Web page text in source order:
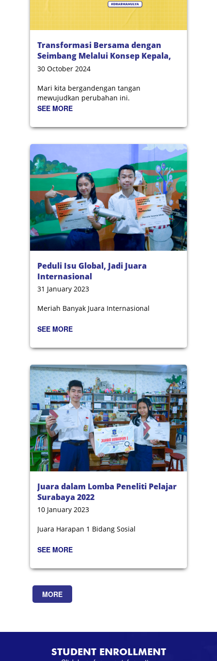
Transformasi Bersama dengan
Seimbang Melalui Konsep Kepala,
Hati, dan Tangan
30 October 2024
Mari kita bergandengan tangan
mewujudkan perubahan ini.
SEE MORE
Peduli Isu Global, Jadi Juara
Internasional
31 January 2023
Meriah Banyak Juara Internasional
SEE MORE
Juara dalam Lomba Peneliti Pelajar
Surabaya 2022
10 January 2023
Juara Harapan 1 Bidang Sosial
SEE MORE
MORE
STUDENT ENROLLMENT